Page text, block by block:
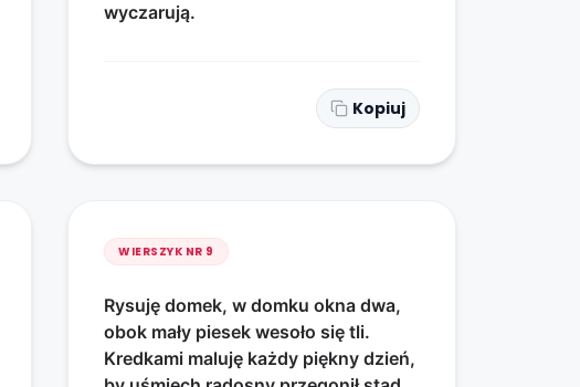
wyczarują.
Kopiuj
WIERSZYK NR 9
Rysuję domek, w domku okna dwa,
obok mały piesek wesoło się tli.
Kredkami maluję każdy piękny dzień,